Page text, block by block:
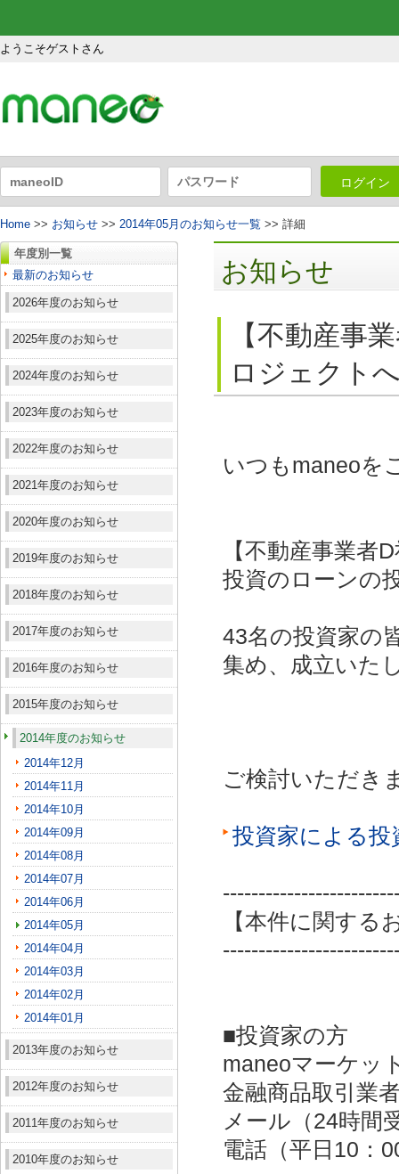
ようこそゲストさん
ログイン
Home >> お知らせ >> 2014年05月のお知らせ一覧 >> 詳細
年度別一覧
最新のお知らせ
2026年度のお知らせ
2025年度のお知らせ
2024年度のお知らせ
2023年度のお知らせ
2022年度のお知らせ
2021年度のお知らせ
2020年度のお知らせ
2019年度のお知らせ
2018年度のお知らせ
2017年度のお知らせ
2016年度のお知らせ
2015年度のお知らせ
2014年度のお知らせ
2014年12月
2014年11月
2014年10月
2014年09月
2014年08月
2014年07月
2014年06月
2014年05月
2014年04月
2014年03月
2014年02月
2014年01月
2013年度のお知らせ
2012年度のお知らせ
2011年度のお知らせ
2010年度のお知らせ
お知らせ
【不動産事
ロジェクト
いつもmaneoを
【不動産事業者
投資のローンの
43名の投資家の
集め、成立いた
ご検討いただき
投資家による
【本件に関する
■投資家の方
maneoマーケッ
金融商品取引業
メール（24時間
電話（平日10：